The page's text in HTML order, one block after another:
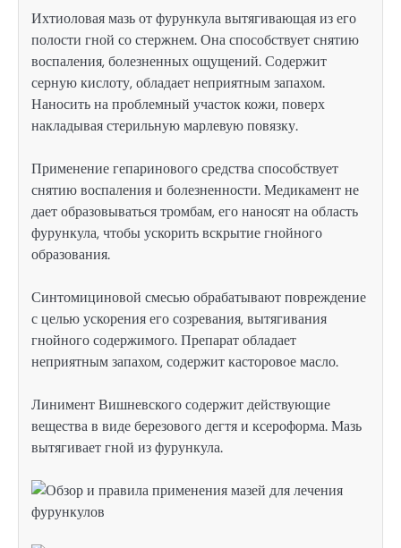
Ихтиоловая мазь от фурункула вытягивающая из его
полости гной со стержнем. Она способствует снятию
воспаления, болезненных ощущений. Содержит
серную кислоту, обладает неприятным запахом.
Наносить на проблемный участок кожи, поверх
накладывая стерильную марлевую повязку.
Применение гепаринового средства способствует
снятию воспаления и болезненности. Медикамент не
дает образовываться тромбам, его наносят на область
фурункула, чтобы ускорить вскрытие гнойного
образования.
Синтомициновой смесью обрабатывают повреждение
с целью ускорения его созревания, вытягивания
гнойного содержимого. Препарат обладает
неприятным запахом, содержит касторовое масло.
Линимент Вишневского содержит действующие
вещества в виде березового дегтя и ксероформа. Мазь
вытягивает гной из фурункула.